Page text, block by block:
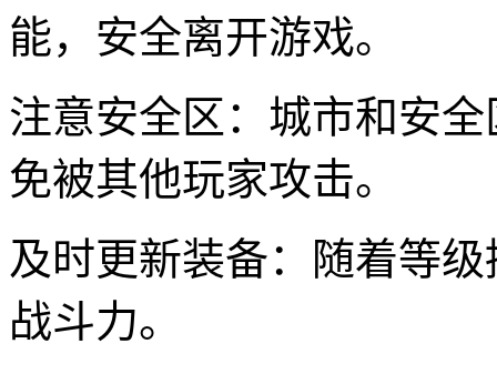
能，安全离开游戏。
注意安全区：城市和安
免被其他玩家攻击。
及时更新装备：随着等
战斗力。